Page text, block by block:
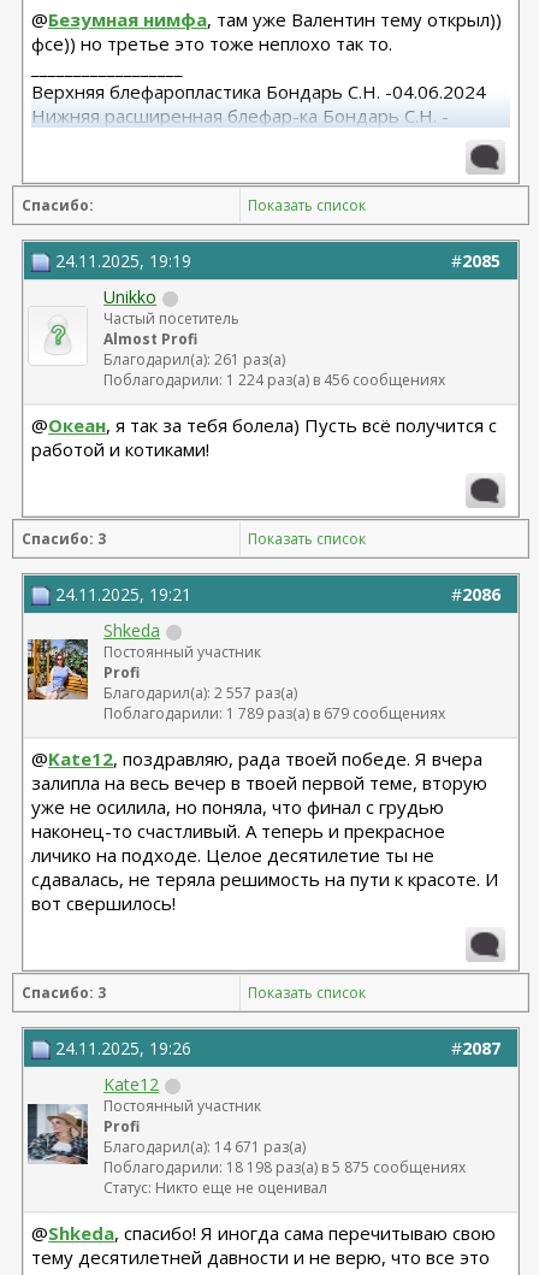
@Безумная нимфа, там уже Валентин тему открыл))
фсе)) но третье это тоже неплохо так то.
Верхняя блефаропластика Бондарь С.Н. -04.06.2024
Нижняя расширенная блефар-ка Бондарь С.Н. -
Редукционная маммопластика Плегунова С.И.-
05.09.2025
Спасибо: Показать список
#2085
24.11.2025, 19:19
Unikko
Частый посетитель
Almost Profi
Благодарил(а): 261 раз(а)
Поблагодарили: 1 224 раз(а) в 456 сообщениях
@Океан, я так за тебя болела) Пусть всё получится с
работой и котиками!
Спасибо: 3 Показать список
#2086
24.11.2025, 19:21
Shkeda
Постоянный участник
Profi
Благодарил(а): 2 557 раз(а)
Поблагодарили: 1 789 раз(а) в 679 сообщениях
@Kate12, поздравляю, рада твоей победе. Я вчера
залипла на весь вечер в твоей первой теме, вторую
уже не осилила, но поняла, что финал с грудью
наконец-то счастливый. А теперь и прекрасное
личико на подходе. Целое десятилетие ты не
сдавалась, не теряла решимость на пути к красоте. И
вот свершилось!
Спасибо: 3 Показать список
#2087
24.11.2025, 19:26
Kate12
Постоянный участник
Profi
Благодарил(а): 14 671 раз(а)
Поблагодарили: 18 198 раз(а) в 5 875 сообщениях
Статус: Никто еще не оценивал
@Shkeda, спасибо! Я иногда сама перечитываю свою
тему десятилетней давности и не верю, что все это